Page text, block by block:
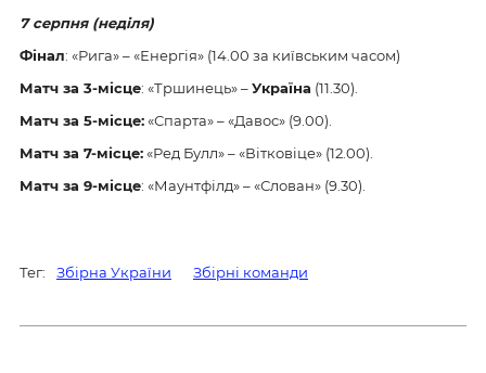
7 серпня (неділя)
Фінал: «Рига» – «Енергія» (14.00 за київським часом)
Матч за 3-місце: «Тршинець» –Україна (11.30).
Матч за 5-місце:«Спарта» – «Давос» (9.00).
Матч за 7-місце:«Ред Булл» – «Вітковіце» (12.00).
Матч за 9-місце: «Маунтфілд» – «Слован» (9.30).
Тег: Збірна України Збірні команди